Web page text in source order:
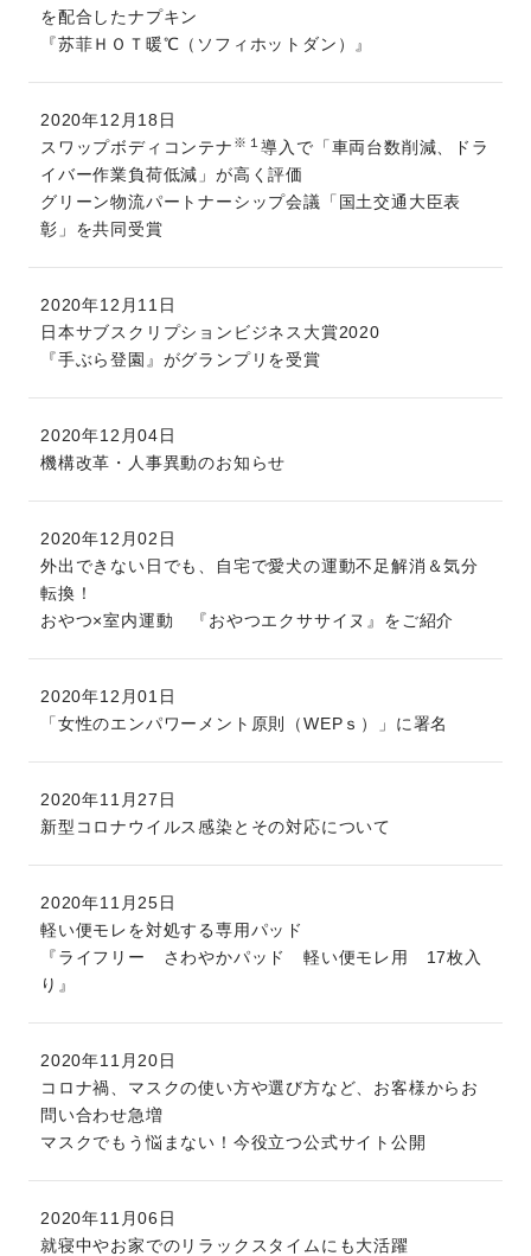
を配合したナプキン
『苏菲ＨＯＴ暖℃（ソフィホットダン）』
2020年12月18日
スワップボディコンテナ ※１導入で「車両台数削減、ドラ
イバー作業負荷低減」が高く評価
グリーン物流パートナーシップ会議「国土交通大臣表
彰」を共同受賞
2020年12月11日
日本サブスクリプションビジネス大賞2020
『手ぶら登園』がグランプリを受賞
2020年12月04日
機構改革・人事異動のお知らせ
2020年12月02日
外出できない日でも、自宅で愛犬の運動不足解消＆気分
転換！
おやつ×室内運動 『おやつエクササイヌ』をご紹介
2020年12月01日
「女性のエンパワーメント原則（WEPｓ）」に署名
2020年11月27日
新型コロナウイルス感染とその対応について
2020年11月25日
軽い便モレを対処する専用パッド
『ライフリー さわやかパッド 軽い便モレ用 17枚入
り』
2020年11月20日
コロナ禍、マスクの使い方や選び方など、お客様からお
問い合わせ急増
マスクでもう悩まない！今役立つ公式サイト公開
2020年11月06日
就寝中やお家でのリラックスタイムにも大活躍